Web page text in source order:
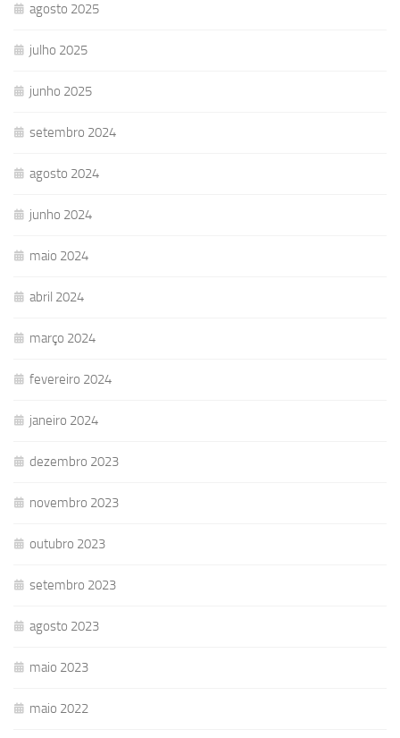
agosto 2025
julho 2025
junho 2025
setembro 2024
agosto 2024
junho 2024
maio 2024
abril 2024
março 2024
fevereiro 2024
janeiro 2024
dezembro 2023
novembro 2023
outubro 2023
setembro 2023
agosto 2023
maio 2023
maio 2022